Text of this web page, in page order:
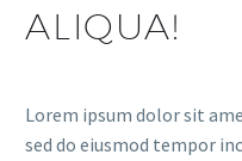
ALIQUA!
Lorem ipsum dolor sit
sed do eiusmod tempor